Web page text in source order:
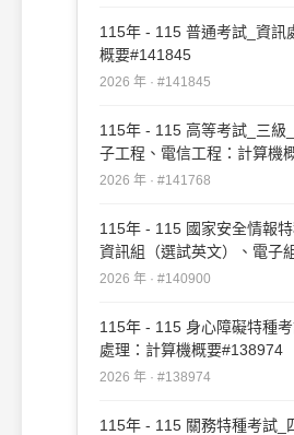
115年 - 115 普通考試_資訊
概要#141845
2026 年 · #141845
115年 - 115 高等考試_三級
子工程、電信工程：計算機
2026 年 · #141768
115年 - 115 國家安全情報特
資訊組（選試英文）、電子
文）：計算機概論#140900
2026 年 · #140900
115年 - 115 身心障礙特種
處理：計算機概要#138974
2026 年 · #138974
115年 - 115 關務特種考試_